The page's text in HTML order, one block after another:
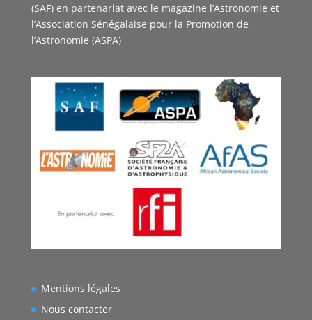
(SAF) en partenariat avec le magazine l’Astronomie et
l’Association Sénégalaise pour la Promotion de
l’Astronomie (ASPA)
Mentions légales
Nous contacter